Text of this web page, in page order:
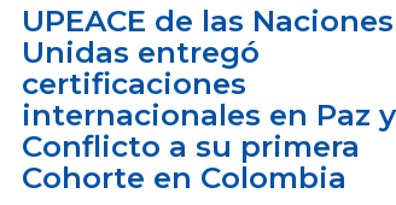
UPEACE de las Naciones
Unidas entregó
certificaciones
internacionales en Paz y
Conflicto a su primera
Cohorte en Colombia